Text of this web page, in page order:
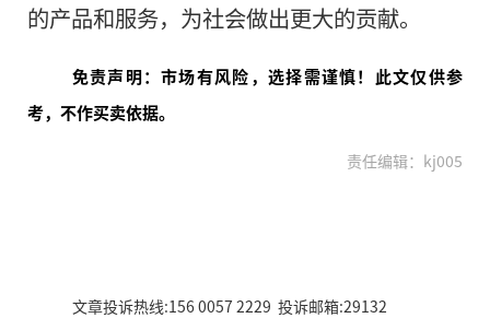
的产品和服务，为社会做出更大的贡献。
免责声明：市场有风险，选择需谨慎！此文仅供参
考，不作买卖依据。
责任编辑：kj005
文章投诉热线:156 0057 2229 投诉邮箱:29132